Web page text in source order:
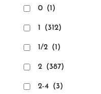
0 (1)
1 (312)
1/2 (1)
2 (387)
2-4 (3)